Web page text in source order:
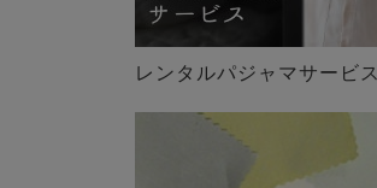
レンタルパジャマサービス